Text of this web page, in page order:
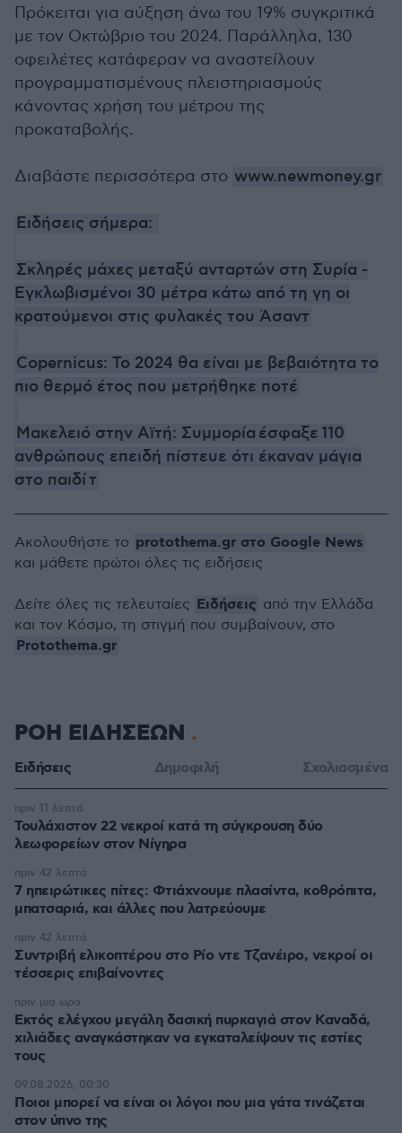
Πρόκειται για αύξηση άνω του 19% συγκριτικά
με τον Οκτώβριο του 2024. Παράλληλα, 130
οφειλέτες κατάφεραν να αναστείλουν
προγραμματισμένους πλειστηριασμούς
κάνοντας χρήση του μέτρου της
προκαταβολής.
Διαβάστε περισσότερα στο www.newmoney.gr
Ειδήσεις σήμερα:
Σκληρές μάχες μεταξύ ανταρτών στη Συρία -
Εγκλωβισμένοι 30 μέτρα κάτω από τη γη οι
κρατούμενοι στις φυλακές του Άσαντ
Copernicus: Το 2024 θα είναι με βεβαιότητα το
πιο θερμό έτος που μετρήθηκε ποτέ
Μακελειό στην Αϊτή: Συμμορία έσφαξε 110
ανθρώπους επειδή πίστευε ότι έκαναν μάγια
στο παιδί τ
Ακολουθήστε το protothema.gr στο Google News
και μάθετε πρώτοι όλες τις ειδήσεις
Δείτε όλες τις τελευταίες Ειδήσεις από την Ελλάδα
και τον Κόσμο, τη στιγμή που συμβαίνουν, στο
Protothema.gr
ΡΟΗ ΕΙΔΗΣΕΩΝ
Ειδήσεις Δημοφιλή Σχολιασμένα
Τουλάχιστον 22 νεκροί κατά τη σύγκρουση δύο
λεωφορείων στον Νίγηρα
πριν 11 λεπτά
7 ηπειρώτικες πίτες: Φτιάχνουμε πλασίντα, κοθρόπιτα,
μπατσαριά, και άλλες που λατρεύουμε
πριν 42 λεπτά
Συντριβή ελικοπτέρου στο Ρίο ντε Τζανέιρο, νεκροί οι
τέσσερις επιβαίνοντες
πριν 42 λεπτά
Εκτός ελέγχου μεγάλη δασική πυρκαγιά στον Καναδά,
χιλιάδες αναγκάστηκαν να εγκαταλείψουν τις εστίες
τους
πριν μία ώρα
Ποιοι μπορεί να είναι οι λόγοι που μια γάτα τινάζεται
στον ύπνο της
09.08.2026, 00:30